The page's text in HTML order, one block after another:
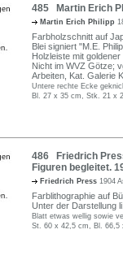
485 Martin Erich
Martin Erich Philipp
Farbholzschnitt auf
Blei signiert "M.E.
Holzleiste mit goldener
Nicht im WVZ Götze;
Arbeiten, Kat. Galerie
Untere rechte Ecke
Bl. 27 x 35 cm, Stk. 21 x
486 Friedrich
Figuren begleitet.
Friedrich Press 1904
Farblithographie auf
Unter der Darstellung
Blatt etwas wellig sowie
St. 60 x 42,5 cm, Bl. 66,5